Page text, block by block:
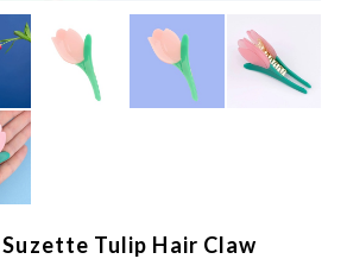
Suzette Tulip Hair Claw